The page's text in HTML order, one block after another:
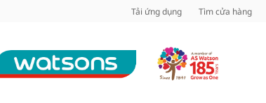
Chí Minh Tải ứng dụng Tìm cửa hàng